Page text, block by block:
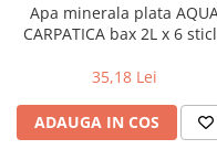
Sosuri si dressinguri
Condimente
Faina, orez & alte alimente
Paste fainoase si cereale
Chipsuri & Snacksuri
Bauturi Non-Alcoolice
Bauturi carbogazoase
Bauturi energizante
Hartie igienica
Dezinfectant toaleta
Odorizant toaleta
Servetele umede
pentru maini
Tratamente ingrijire corp
Deodorante si
Ceara, benzi si creme
Apa minerala plata
CARPATICA bax 2L x 6
35,18 Lei
ADAUGA IN COS